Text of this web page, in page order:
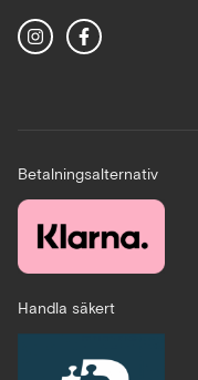
Betalningsalternativ
Handla säkert